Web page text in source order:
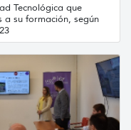
Tecnológica que
su formación, según